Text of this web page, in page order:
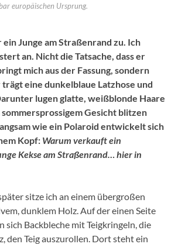
europäischen Ursprung.
ein Junge am Straßenrand zu. Ich
an. Nicht die Tatsache, dass er
mich aus der Fassung, sondern
trägt eine dunkelblaue Latzhose und
lugen glatte, weißblonde Haare
Gesicht blitzen
wie ein Polaroid entwickelt sich
Kopf: Warum verkauft ein
Kekse am Straßenrand… hier in
sitze ich an einem übergroßen
dunklem Holz. Auf der einen Seite
sich Backbleche mit Teigkringeln, die
den Teig auszurollen. Dort steht ein